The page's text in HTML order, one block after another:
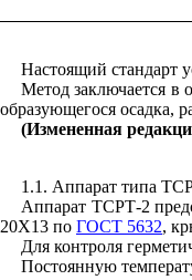
Настоящий стандарт
Метод заключается в
образующегося осадка,
(Измененная
1.1. Аппарат типа
Аппарат ТСРТ-2
20X13 по ГОСТ 5632,
Для контроля
Постоянную